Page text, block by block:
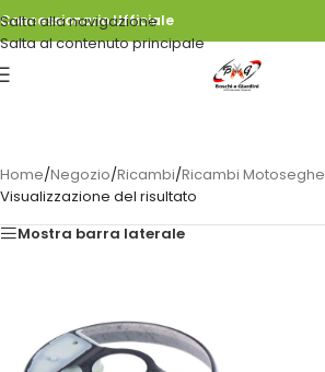
Salta alla navigazione
Salta al contenuto principale
Concessionario Ufficiale
Home/Negozio/Ricambi/Ricambi Motoseghe
Visualizzazione del risultato
Mostra barra laterale